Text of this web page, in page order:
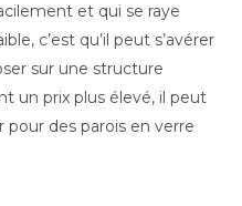
et qui se raye
c’est qu’il peut s’avérer
sur une structure
un prix plus élevé, il peut
pour des parois en verre